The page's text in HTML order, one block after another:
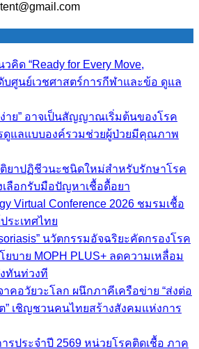
คิด “Ready for Every Move,
บศูนย์เวชศาสตร์การกีฬาและข้อ ดูแล
ง่าย” อาจเป็นสัญญาณเริ่มต้นของโรค
ดูแลแบบองค์รวมช่วยผู้ป่วยมีคุณภาพ
ยาปฏิชีวนะชนิดใหม่สำหรับรักษาโรค
ลือกรับมือปัญหาเชื้อดื้อยา
Virtual Conference 2026 ชมรมเชื้อ
ระเทศไทย
นวัตกรรมอัจฉริยะคัดกรองโรค
ยบาย MOPH PLUS+ ลดความเหลื่อม
ทันท่วงที
คอวัยวะโลก ผนึกภาคีเครือข่าย “ส่งต่อ
เชิญชวนคนไทยสร้างสังคมแห่งการ
รประจำปี 2569 หน่วยโรคติดเชื้อ ภาค